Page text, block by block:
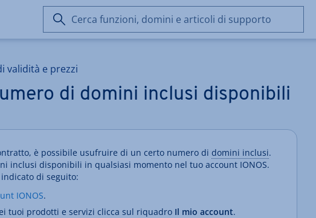
Cerca
funzioni,
supporto
validità e prezzi
di domini inclusi disponibili
è possibile usufruire di un certo numero di domini inclusi.
inclusi disponibili in qualsiasi momento nel tuo account IONOS.
di seguito:
IONOS.
tuoi prodotti e servizi clicca sul riquadro Il mio account.